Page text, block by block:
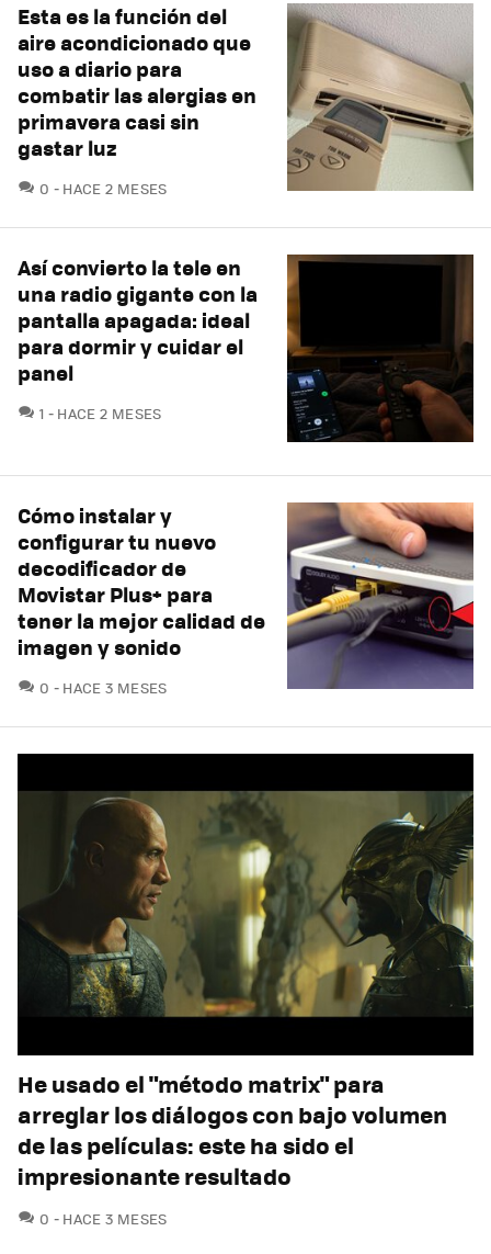
Esta es la función del
aire acondicionado que
uso a diario para
combatir las alergias en
primavera casi sin
gastar luz
0 COMENTARIOS
HACE 2 MESES
Así convierto la tele en
una radio gigante con la
pantalla apagada: ideal
para dormir y cuidar el
panel
1 COMENTARIOS
HACE 2 MESES
Cómo instalar y
configurar tu nuevo
decodificador de
Movistar Plus+ para
tener la mejor calidad de
imagen y sonido
0 COMENTARIOS
HACE 3 MESES
He usado el "método matrix" para
arreglar los diálogos con bajo volumen
de las películas: este ha sido el
impresionante resultado
0 COMENTARIOS
HACE 3 MESES